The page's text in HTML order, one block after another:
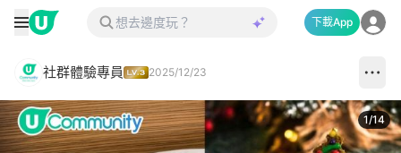
下載App
社群體驗專員 2025/12/23
1/14